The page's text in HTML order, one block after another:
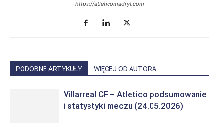
https://atleticomadryt.com
PODOBNE ARTYKUŁY WIĘCEJ OD AUTORA
Villarreal CF – Atletico podsumowanie
i statystyki meczu (24.05.2026)